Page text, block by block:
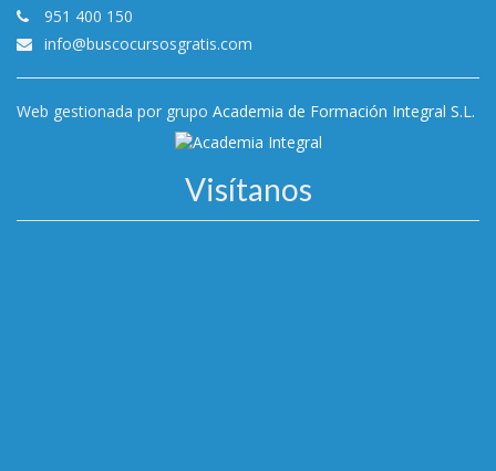
951 400 150
info@buscocursosgratis.com
Web gestionada por grupo Academia de Formación Integral S.L.
Visítanos